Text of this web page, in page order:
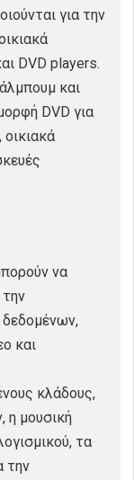
για την
DVD players.
και
DVD για
να
και
κλάδους,
η μουσική
τα
την